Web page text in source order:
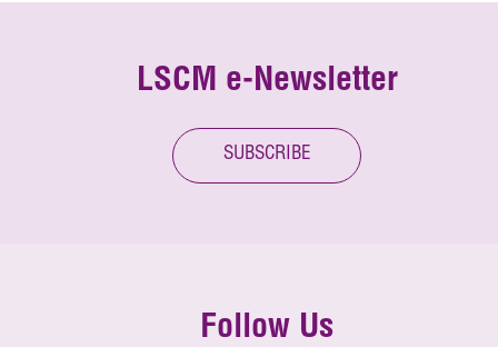
LSCM e-Newsletter
SUBSCRIBE
Follow Us